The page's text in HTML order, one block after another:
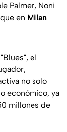
Palmer, Noni
en Milan
el
no solo
económico, ya
millones de